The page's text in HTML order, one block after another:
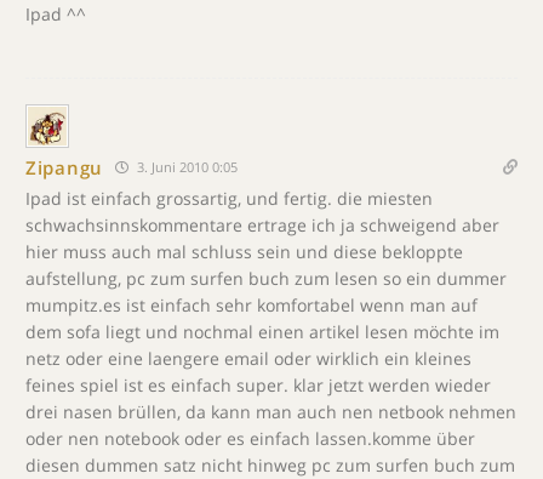
Ipad ^^
Zipangu 3. Juni 2010 0:05
Ipad ist einfach grossartig, und fertig. die miesten
schwachsinnskommentare ertrage ich ja schweigend aber
hier muss auch mal schluss sein und diese bekloppte
aufstellung, pc zum surfen buch zum lesen so ein dummer
mumpitz.es ist einfach sehr komfortabel wenn man auf
dem sofa liegt und nochmal einen artikel lesen möchte im
netz oder eine laengere email oder wirklich ein kleines
feines spiel ist es einfach super. klar jetzt werden wieder
drei nasen brüllen, da kann man auch nen netbook nehmen
oder nen notebook oder es einfach lassen.komme über
diesen dummen satz nicht hinweg pc zum surfen buch zum